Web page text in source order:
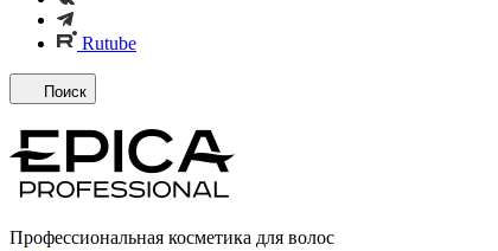
Rutube
Поиск
Профессиональная косметика для волос